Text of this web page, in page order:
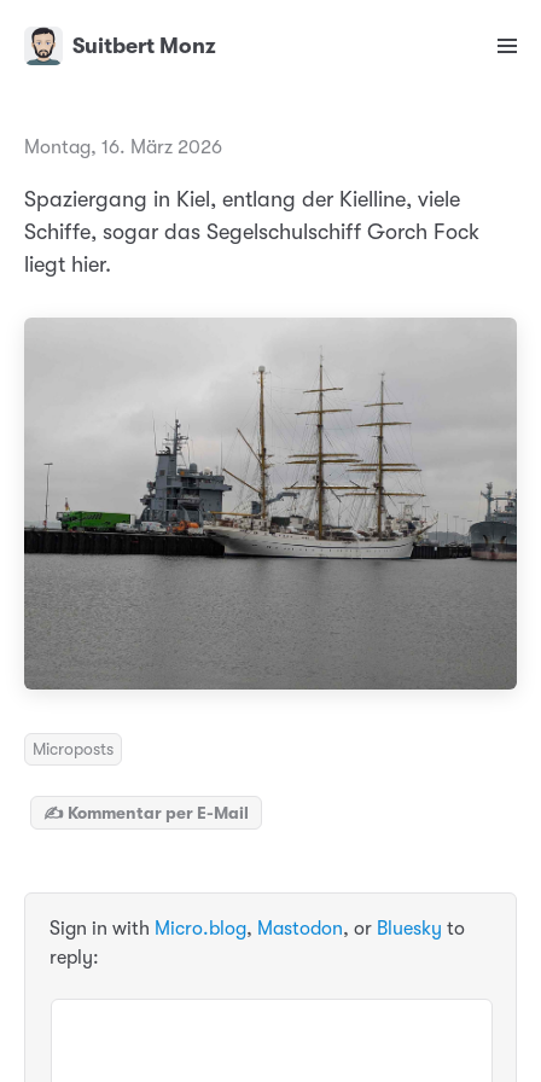
Suitbert Monz
Montag, 16. März 2026
Spaziergang in Kiel, entlang der Kielline, viele
Schiffe, sogar das Segelschulschiff Gorch Fock
liegt hier.
Microposts
✍️ Kommentar per E-Mail
Sign in with Micro.blog, Mastodon, or Bluesky to
reply: